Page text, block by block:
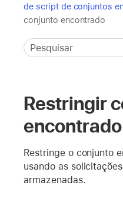
de script de conjuntos
conjunto encontrado
Restringir
encontrado
Restringe o conjunto
usando as
armazenadas.